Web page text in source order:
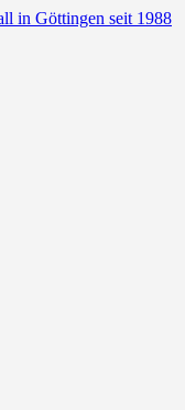
in Göttingen seit 1988